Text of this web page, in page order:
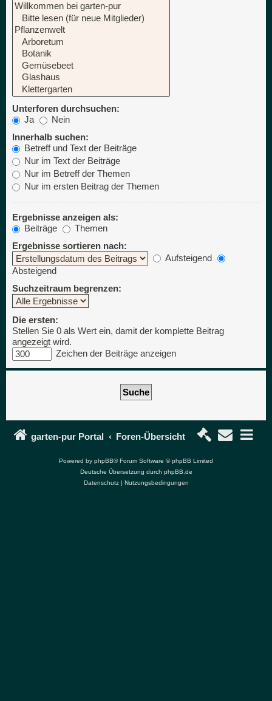
Unterforen durchsuchen:
Ja
Nein
Innerhalb suchen:
Betreff und Text der Beiträge
Nur im Text der Beiträge
Nur im Betreff der Themen
Nur im ersten Beitrag der Themen
Ergebnisse anzeigen als:
Beiträge
Themen
Ergebnisse sortieren nach:
Aufsteigend
Absteigend
Suchzeitraum begrenzen:
Die ersten:
Stellen Sie 0 als Wert ein, damit der komplette Beitrag
angezeigt wird.
Zeichen der Beiträge anzeigen
garten-pur Portal Foren-Übersicht
Powered by phpBB® Forum Software © phpBB Limited
Deutsche Übersetzung durch phpBB.de
Datenschutz| Nutzungsbedingungen